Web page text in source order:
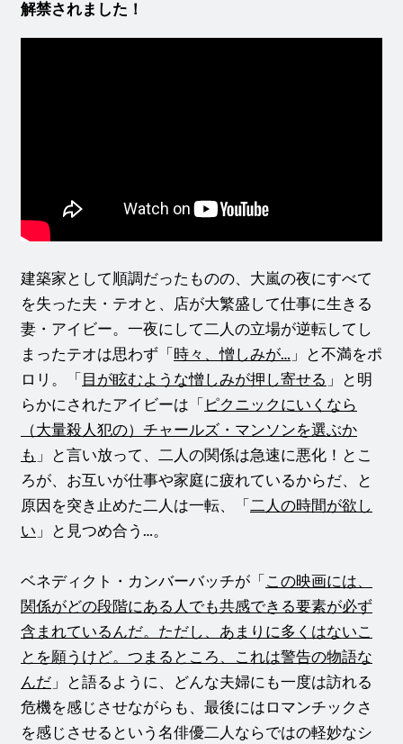
解禁されました！
建築家として順調だったものの、大嵐の夜にすべて
を失った夫・テオと、店が大繁盛して仕事に生きる
妻・アイビー。一夜にして二人の立場が逆転してし
まったテオは思わず「 時々、憎しみが… 」と不満をポ
ロリ。「 目が眩むような憎しみが押し寄せる 」と明
らかにされたアイビーは「 ピクニックにいくなら
（大量殺人犯の）チャールズ・マンソンを選ぶか
も 」と言い放って、二人の関係は急速に悪化！とこ
ろが、お互いが仕事や家庭に疲れているからだ、と
原因を突き止めた二人は一転、「 二人の時間が欲し
い 」と見つめ合う…。
ベネディクト・カンバーバッチが「 この映画には、
関係がどの段階にある⼈でも共感できる要素が必ず
含まれているんだ。ただし、あまりに多くはないこ
とを願うけど。つまるところ、これは警告の物語な
んだ 」と語るように、どんな夫婦にも一度は訪れる
危機を感じさせながらも、最後にはロマンチックさ
を感じさせるという名俳優二人ならではの軽妙なシ